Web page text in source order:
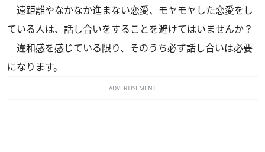
遠距離やなかなか進まない恋愛、モヤモヤした恋愛をし
ている人は、話し合いをすることを避けてはいませんか？
違和感を感じている限り、そのうち必ず話し合いは必要
になります。
ADVERTISEMENT